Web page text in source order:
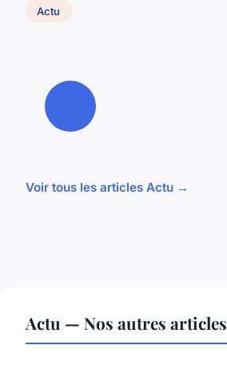
Actu
Voir tous les articles Actu →
Actu — Nos autres articles